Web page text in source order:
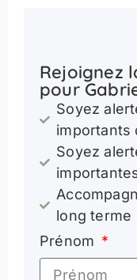
Rejoignez
pour
Soyez
importants
Soyez
long terme
Prénom